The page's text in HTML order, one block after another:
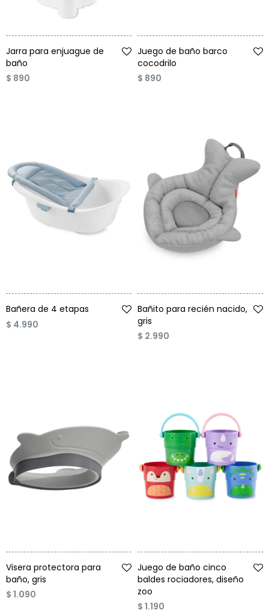
Jarra para enjuague de
baño
$ 890
Juego de baño barco
cocodrilo
$ 890
Bañera de 4 etapas
$ 4.990
Bañito para recién nacido,
gris
$ 2.990
Visera protectora para
baño, gris
$ 1.090
Juego de baño cinco
baldes rociadores, diseño
zoo
$ 1.190